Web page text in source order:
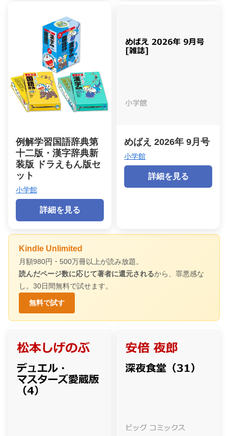
例解学習国語辞典第
十二版・漢字辞典新
装版 ドラえもん版セ
ット
小学館
詳細を見る
めばえ 2026年 9月号
小学館
詳細を見る
Kindle Unlimited
月額980円・500万冊以上が読み放題。
読んだページ数に応じて著者に還元されるから、罪悪感な
し。30日間無料で試せます。
無料で試す